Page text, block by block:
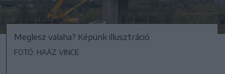
Meglesz valaha? Képünk illusztráció
FOTÓ: HAÁZ VINCE